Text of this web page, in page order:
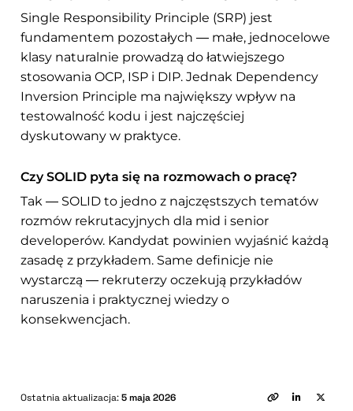
Single Responsibility Principle (SRP) jest
fundamentem pozostałych — małe, jednocelowe
klasy naturalnie prowadzą do łatwiejszego
stosowania OCP, ISP i DIP. Jednak Dependency
Inversion Principle ma największy wpływ na
testowalność kodu i jest najczęściej
dyskutowany w praktyce.
Czy SOLID pyta się na rozmowach o pracę?
Tak — SOLID to jedno z najczęstszych tematów
rozmów rekrutacyjnych dla mid i senior
developerów. Kandydat powinien wyjaśnić każdą
zasadę z przykładem. Same definicje nie
wystarczą — rekruterzy oczekują przykładów
naruszenia i praktycznej wiedzy o
konsekwencjach.
Ostatnia aktualizacja:5 maja 2026